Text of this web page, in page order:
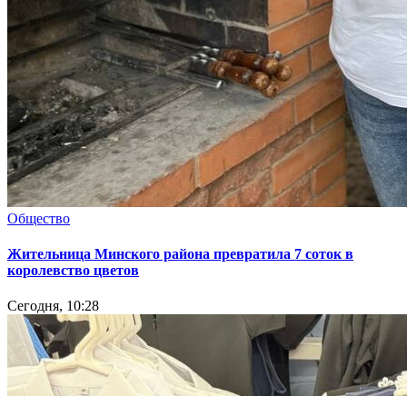
Общество
Жительница Минского района превратила 7 соток в
королевство цветов
Сегодня, 10:28